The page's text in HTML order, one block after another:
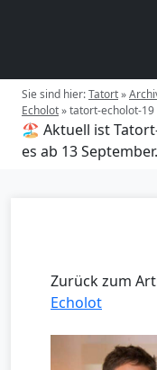
Sie sind hier:Tatort»
Echolot»tatort-echolot-19
🏖️ Aktuell ist
es ab 13 September.
Zurück zum
Echolot